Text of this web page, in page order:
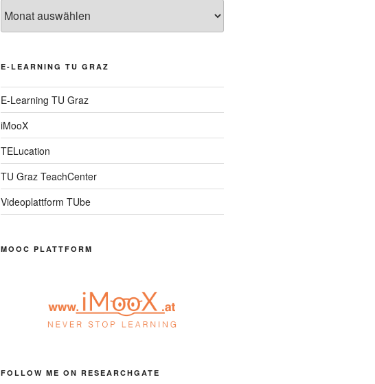
E-LEARNING TU GRAZ
E-Learning TU Graz
iMooX
TELucation
TU Graz TeachCenter
Videoplattform TUbe
MOOC PLATTFORM
FOLLOW ME ON RESEARCHGATE